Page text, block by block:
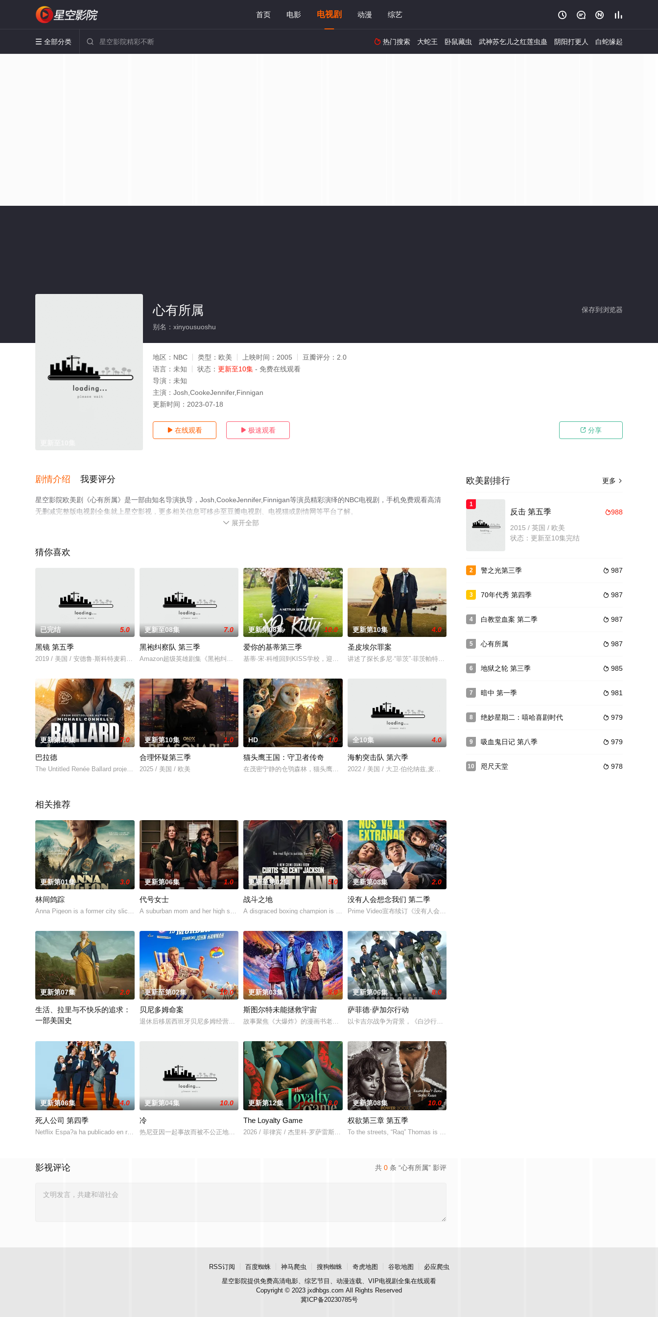
首页 电影 电视剧 动漫 综艺    
 全部分类   热门搜索 大蛇王 卧鼠藏虫 武神苏乞儿之红莲虫蛊 阴阳打更人 白蛇缘起
保存到浏览器
心有所属
别名：xinyousuoshu
地区： NBC 类型： 欧美 上映时间： 2005 豆瓣评分： 2.0
语言： 未知 状态： 更新至10集 - 免费在线观看
导演： 未知
主演： Josh,CookeJennifer,Finnigan
更新时间： 2023-07-18
 在线观看  极速观看  分享
剧情介绍 我要评分
星空影院欧美剧《心有所属》是一部由知名导演执导，Josh,CookeJennifer,Finnigan等演员精彩演绎的NBC电视剧，手机免费观看高清
无删减完整版电视剧全集就上星空影视，更多相关信息可移步至豆瓣电视剧、电视猫或剧情网等平台了解。
 展开全部
猜你喜欢
已完结 5.0
黑镜 第五季
2019 / 美国 / 安德鲁·斯科特麦莉·赛勒斯安东尼·麦凯叶海亚·阿卜杜勒-迈丁
更新至08集 7.0
黑袍纠察队 第三季
Amazon超级英雄剧集《黑袍纠察队》宣布续订第3季
更新第08集 10.0
爱你的基蒂第三季
基蒂·宋·科维回到KISS学校，迎来她的毕业学年，并且已经规划好了堪称完美的高三生活。她打算和朋友们创造难忘的回忆、拉近与在韩国的亲
更新第10集 4.0
圣皮埃尔罪案
讲述了探长多尼·“菲茨”·菲茨帕特里克的故事。在深入调查了一名地方政客的邪恶活动后，他被流放到大西洋
更新第10集 7.0
巴拉德
The Untitled Renée Ballard project is centered around a character
更新第10集 1.0
合理怀疑第三季
2025 / 美国 / 欧美
HD 1.0
猫头鹰王国：守卫者传奇
在茂密宁静的仓鸮森林，猫头鹰诺克图斯和妻儿们生活在一棵参天大树的枝干上。她的儿子索伦（吉姆·斯特吉斯 Jim Sturgess 配音
全10集 4.0
海豹突击队 第六季
2022 / 美国 / 大卫·伯伦纳兹,麦克斯·泰瑞奥,小尼尔·布朗,A·J·巴克利
相关推荐
更新第01集 3.0
林间鸽踪
Anna Pigeon is a former city slicker who became a park ranger afte
更新第06集 1.0
代号女士
A suburban mom and her high school friend plot to frighten her unf
更新至第02集 5.0
战斗之地
A disgraced boxing champion is released from prison and returns to
更新第08集 2.0
没有人会想念我们 第二季
Prime Video宣布续订《没有人会想念我们》第二季。
更新第07集 2.0
生活、拉里与不快乐的追求：
一部美国史
更新至第02集 10.0
贝尼多姆命案
退休后移居西班牙贝尼多姆经营酒吧的英国前刑警，原以为能过上平静生活。然而，当地接连发生游客离奇死亡事件，他不得不重拾侦探本能，与一位
更新第03集 8.0
斯图尔特未能拯救宇宙
故事聚焦《大爆炸》的漫画书老板斯图尔特·布鲁姆，他弄坏了一个谢尔顿和莱纳德制造的设备，意外导致了多元宇宙的世界末日，他必须与女友De
更新第06集 8.0
萨菲德·萨加尔行动
以卡吉尔战争为背景，《白沙行动》讲述了印度空军"金色箭头"第17中队的故事，他们最初的任务是执行照相
更新第06集 4.0
死人公司 第四季
Netflix Espa?a ha publicado en redes sociales una foto en el set d
更新第04集 10.0
冷
热尼亚因一起事故而被不公正地监禁，她的丈夫和6岁的女儿在事故中死亡。这起事故的真正罪魁祸首是富家子弟，他们强大的父母“帮助”法院做出
更新第12集 8.0
The Loyalty Game
2026 / 菲律宾 / 杰里科·罗萨雷斯,珍妮·古铁雷斯,卡米娜·维拉罗尔
更新第08集 10.0
权欲第三章 第五季
To the streets, “Raq” Thomas is cold, hard and fierce — a successf
共 0 条 “心有所属” 影评
影视评论
更多 
欧美剧排行
1
988
反击 第五季
2015 / 英国 / 欧美
状态：更新至10集完结
2  987
警之光第三季
3  987
70年代秀 第四季
4  987
白教堂血案 第二季
5  987
心有所属
6  985
地狱之轮 第三季
7  981
暗中 第一季
8  979
绝妙星期二：嘻哈喜剧时代
9  979
吸血鬼日记 第八季
10  978
咫尺天堂
RSS订阅 百度蜘蛛 神马爬虫 搜狗蜘蛛 奇虎地图 谷歌地图
必应爬虫
星空影院提供免费高清电影、综艺节目、动漫连载、VIP电视剧全集在线观看
Copyright © 2023 jxdhbgs.com All Rights Reserved
冀ICP备20230785号